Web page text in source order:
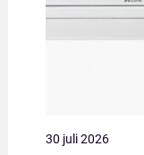
30 juli 2026